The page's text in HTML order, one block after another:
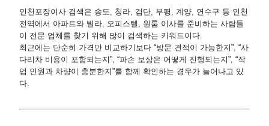
인천포장이사 검색은 송도, 청라, 검단, 부평, 계양, 연수구 등 인천
전역에서 아파트와 빌라, 오피스텔, 원룸 이사를 준비하는 사람들
이 전문 업체를 찾기 위해 많이 검색하는 키워드이다.
최근에는 단순히 가격만 비교하기보다 “방문 견적이 가능한지”, “사
다리차 비용이 포함되는지”, “파손 보상은 어떻게 진행되는지”, “작
업 인원과 차량이 충분한지”를 함께 확인하는 경우가 늘어나고 있
다.